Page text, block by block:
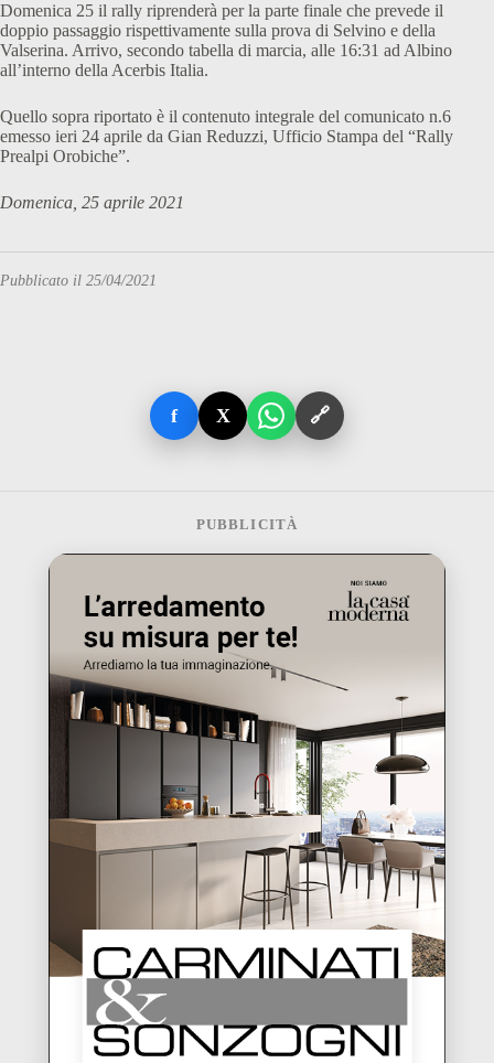
Domenica 25 il rally riprenderà per la parte finale che prevede il
doppio passaggio rispettivamente sulla prova di Selvino e della
Valserina. Arrivo, secondo tabella di marcia, alle 16:31 ad Albino
all’interno della Acerbis Italia.
Quello sopra riportato è il contenuto integrale del comunicato n.6
emesso ieri 24 aprile da Gian Reduzzi, Ufficio Stampa del “Rally
Prealpi Orobiche”.
Domenica, 25 aprile 2021
Pubblicato il 25/04/2021
f X 🔗
PUBBLICITÀ